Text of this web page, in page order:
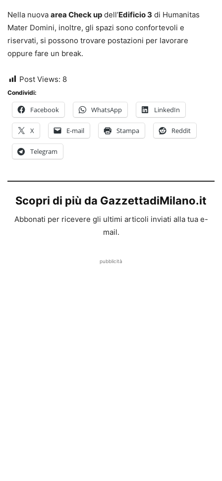
Nella nuova area Check up dell’Edificio 3 di Humanitas
Mater Domini, inoltre, gli spazi sono confortevoli e
riservati, si possono trovare postazioni per lavorare
oppure fare un break.
Post Views: 8
Condividi:
Facebook WhatsApp LinkedIn
X E-mail Stampa Reddit
Telegram
Scopri di più da GazzettadiMilano.it
Abbonati per ricevere gli ultimi articoli inviati alla tua e-
mail.
pubblicità